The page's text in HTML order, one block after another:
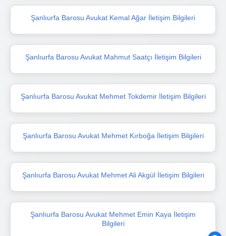
Şanlıurfa Barosu Avukat Kemal Ağar İletişim Bilgileri
Şanlıurfa Barosu Avukat Mahmut Saatçı İletişim Bilgileri
Şanlıurfa Barosu Avukat Mehmet Tokdemir İletişim Bilgileri
Şanlıurfa Barosu Avukat Mehmet Kırboğa İletişim Bilgileri
Şanlıurfa Barosu Avukat Mehmet Ali Akgül İletişim Bilgileri
Şanlıurfa Barosu Avukat Mehmet Emin Kaya İletişim
Bilgileri